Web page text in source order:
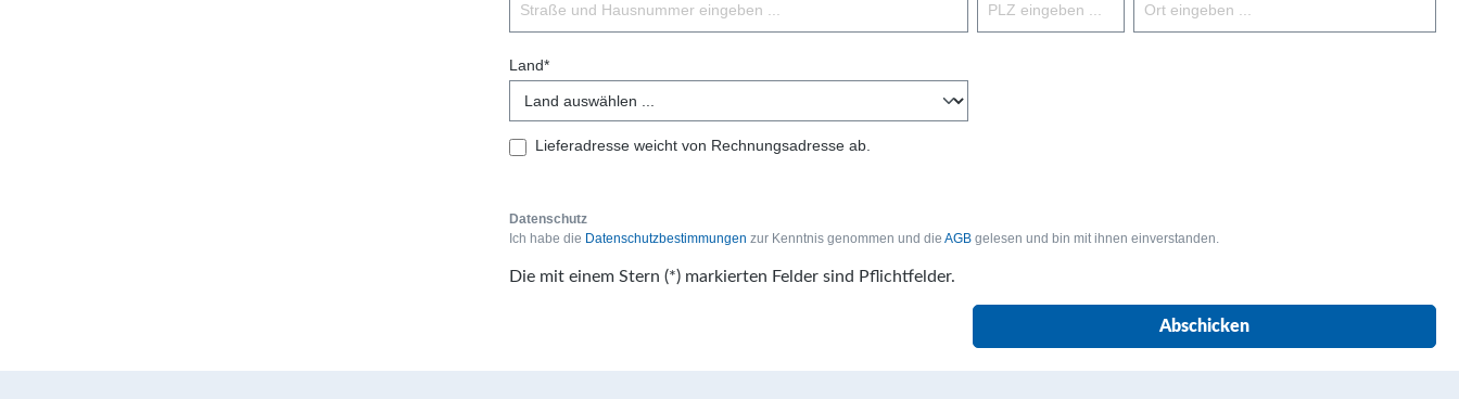
Land*
Lieferadresse weicht von Rechnungsadresse ab.
Datenschutz
Ich habe die Datenschutzbestimmungen zur Kenntnis genommen und die AGB gelesen und bin mit ihnen einverstanden.
Die mit einem Stern (*) markierten Felder sind Pflichtfelder.
Abschicken